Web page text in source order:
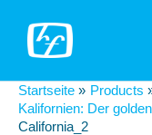
Inhalt
springen
Startseite Products
Kalifornien: Der
California_2